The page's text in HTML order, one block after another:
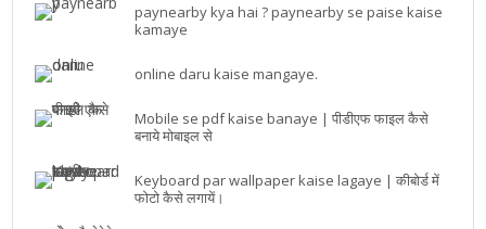
paynearby kya hai ? paynearby se paise kaise
kamaye
online daru kaise mangaye.
Mobile se pdf kaise banaye | पीडीएफ फाइल कैसे
बनाये मोबाइल से
Keyboard par wallpaper kaise lagaye | कीबोर्ड में
फोटो कैसे लगायें।